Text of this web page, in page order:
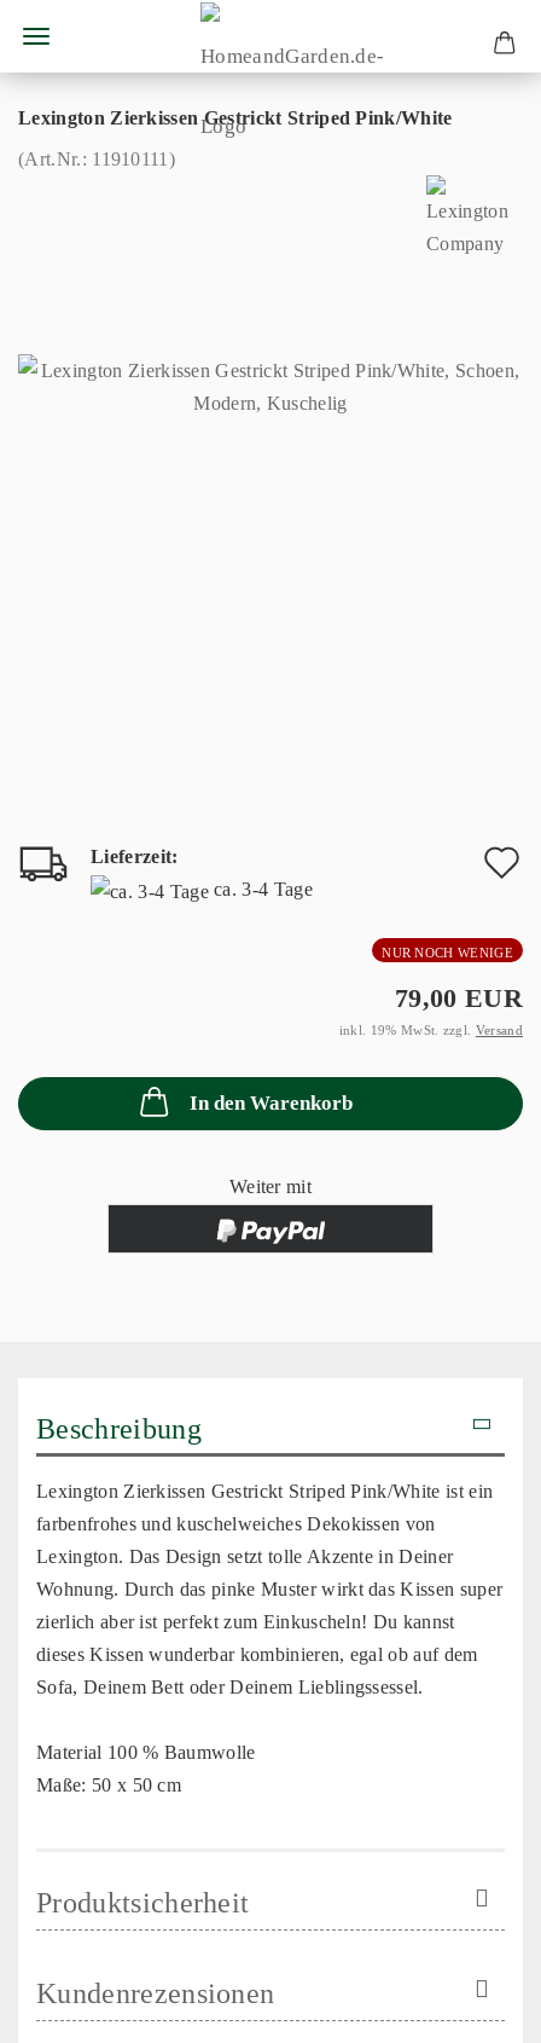
Lexington Zierkissen Gestrickt Striped Pink/White
(Art.Nr.: 11910111 )
Lieferzeit:
ca. 3-4 Tage
NUR NOCH WENIGE
79,00 EUR
inkl. 19% MwSt. zzgl. Versand
In den Warenkorb
Weiter mit
Beschreibung
Lexington Zierkissen Gestrickt Striped Pink/White ist ein
farbenfrohes und kuschelweiches Dekokissen von
Lexington. Das Design setzt tolle Akzente in Deiner
Wohnung. Durch das pinke Muster wirkt das Kissen super
zierlich aber ist perfekt zum Einkuscheln! Du kannst
dieses Kissen wunderbar kombinieren, egal ob auf dem
Sofa, Deinem Bett oder Deinem Lieblingssessel.
Material 100 % Baumwolle
Maße: 50 x 50 cm
Produktsicherheit
Kundenrezensionen